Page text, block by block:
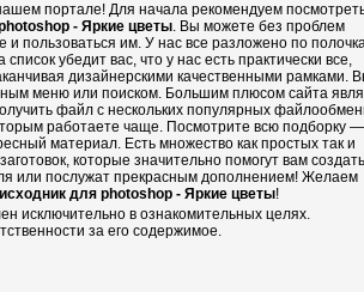
портале! Для начала рекомендуем
- Яркие цветы. Вы можете без проблем
и пользоваться им. У нас все разложено по
убедит вас, что у нас есть практически все,
дизайнерскими качественными рамками.
меню или поиском. Большим плюсом сайта
файл с нескольких популярных
работаете чаще. Посмотрите всю подборку
материал. Есть множество как простых так и
которые значительно помогут вам
или послужат прекрасным дополнением! Желаем
для photoshop - Яркие цветы!
исключительно в ознакомительных целях.
за его содержимое.